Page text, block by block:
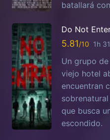
batallará
Do Not
5.81 1h
Un grupo
viejo hotel
encuentran
que busca
escondido.